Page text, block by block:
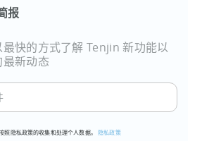
报
快的方式了解 Tenjin 新功能以
新动态
照隐私政策的收集和处理个人数据。隐私政策